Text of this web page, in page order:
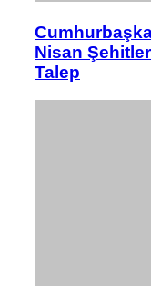
Nisan
Talep